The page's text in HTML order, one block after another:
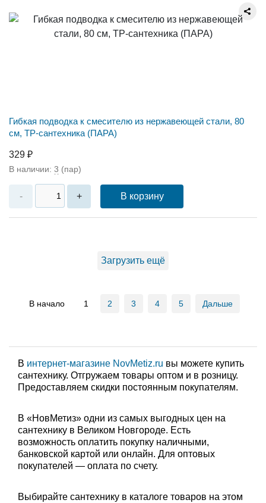
Гибкая подводка к смесителю из нержавеющей стали, 80
см, ТР-сантехника (ПАРА)
329 ₽
В наличии: 3 (пар)
- + В корзину
Загрузить ещё
В начало 1 2 3 4 5 Дальше
В интернет-магазине NovMetiz.ru вы можете купить
сантехнику. Отгружаем товары оптом и в розницу.
Предоставляем скидки постоянным покупателям.
В «НовМетиз» одни из самых выгодных цен на
сантехнику в Великом Новгороде. Есть
возможность оплатить покупку наличными,
банковской картой или онлайн. Для оптовых
покупателей — оплата по счету.
Выбирайте сантехнику в каталоге товаров на этом